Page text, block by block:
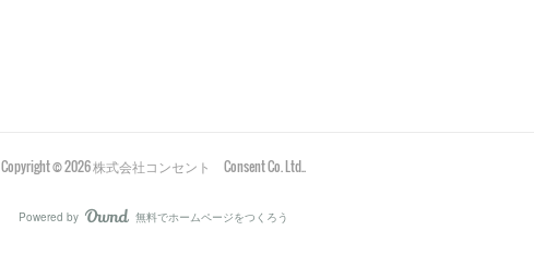
Copyright ©2026株式会社コンセント Consent Co. Ltd..
Powered by AmebaOwnd
無料でホームページをつくろう